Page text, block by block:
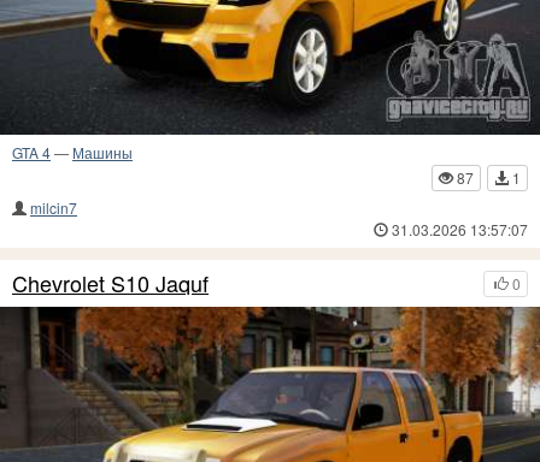
GTA 4— Машины
87
1
milcin7
31.03.2026 13:57:07
0
Chevrolet S10 Jaquf